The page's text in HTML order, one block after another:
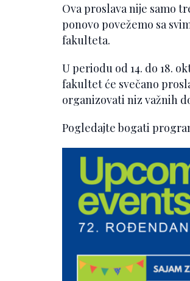
Ova proslava nije samo
ponovo povežemo sa
fakulteta.
U periodu od 14. do 18.
fakultet će svečano
organizovati niz važnih
Pogledajte bogati